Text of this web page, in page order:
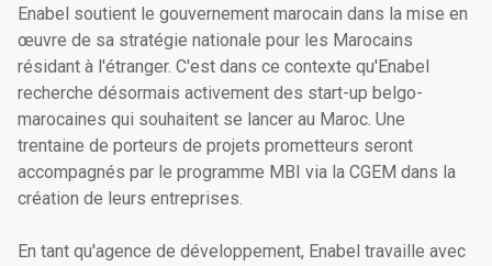
Enabel soutient le gouvernement marocain dans la mise en
œuvre de sa stratégie nationale pour les Marocains
résidant à l'étranger. C'est dans ce contexte qu'Enabel
recherche désormais activement des start-up belgo-
marocaines qui souhaitent se lancer au Maroc. Une
trentaine de porteurs de projets prometteurs seront
accompagnés par le programme MBI via la CGEM dans la
création de leurs entreprises.
En tant qu'agence de développement, Enabel travaille avec